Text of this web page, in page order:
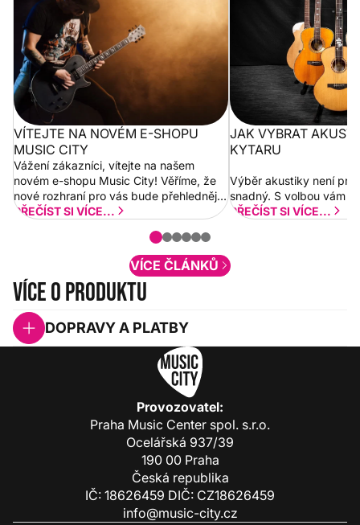
VÍTEJTE NA NOVÉM E-SHOPU
MUSIC CITY
Vážení zákazníci, vítejte na našem
novém e-shopu Music City! Věříme, že
nové rozhraní pro vás bude přehlednější
a rychlejší. Postupně budeme přidávat
PŘEČÍST SI VÍCE...
JAK VYBRAT
KYTARU
Výběr akustiky není pro
snadný. S volbou vám
PŘEČÍST SI VÍCE...
VÍCE ČLÁNKŮ
Více o produktu
DOPRAVY A PLATBY
Provozovatel:
Praha Music Center spol. s.r.o.
Ocelářská 937/39
190 00 Praha
Česká republika
IČ: 18626459 DIČ: CZ18626459
info@music-city.cz